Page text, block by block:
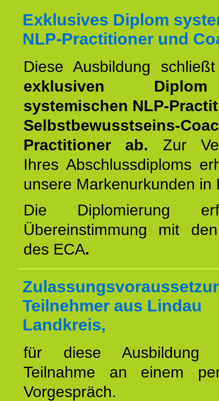
Exklusives Diplom
NLP-Practitioner und
Diese Ausbildung
exklusiven
systemischen NLP-
Selbstbewusstseins-
Practitioner ab. Zur
Ihres Abschlussdiploms
unsere Markenurkunden in
Die Diplomierung
Übereinstimmung mit
des ECA.
Teilnehmer aus Lindau
Landkreis,
für diese
Teilnahme an einem
Vorgespräch.